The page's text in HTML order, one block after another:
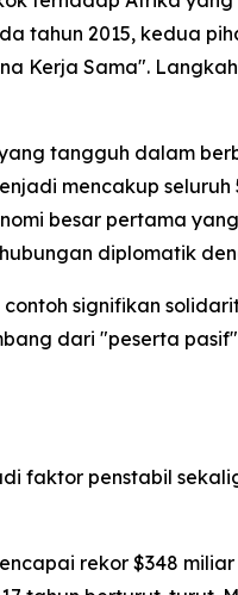
tahun 2015, kedua
Kerja Sama".
tangguh dalam
mencakup
besar pertama
diplomatik
signifikan
dari "peserta
faktor penstabil
rekor $348